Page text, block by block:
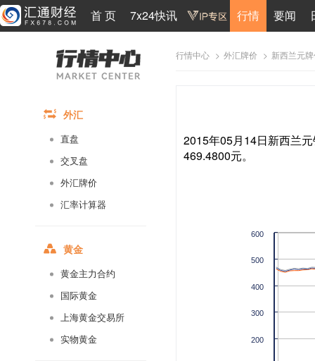
首 页 7x24快讯 行情 要闻
外汇
直盘
交叉盘
外汇牌价
汇率计算器
黄金
黄金主力合约
国际黄金
上海黄金交易所
实物黄金
行情中心 > 外汇牌价 > 新西兰元
2015年05月14日新西兰
469.4800元。
200
300
400
500
600